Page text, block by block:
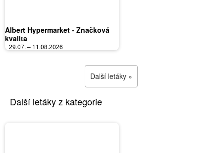
Albert Hypermarket - Značková
kvalita
29.07. – 11.08.2026
Další letáky »
Další letáky z kategorie